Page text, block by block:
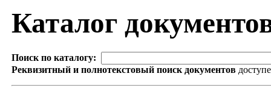
Каталог
Поиск по каталогу:
Реквизитный и полнотекстовый поиск документов